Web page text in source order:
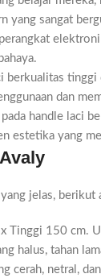
yang sangat
berkualitas tinggi
dan
handle laci
estetika yang
jelas,
Tinggi 150 cm.
halus, tahan
cerah, netral,